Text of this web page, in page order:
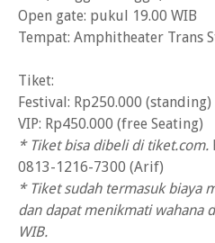
Open gate: pukul 19.00 WIB
Tempat: Amphitheater Trans
Tiket:
Festival: Rp250.000 (standing)
VIP: Rp450.000 (free Seating)
* Tiket bisa dibeli di tiket.com.
0813-1216-7300 (Arif)
* Tiket sudah termasuk biaya
dan dapat menikmati wahana
WIB.